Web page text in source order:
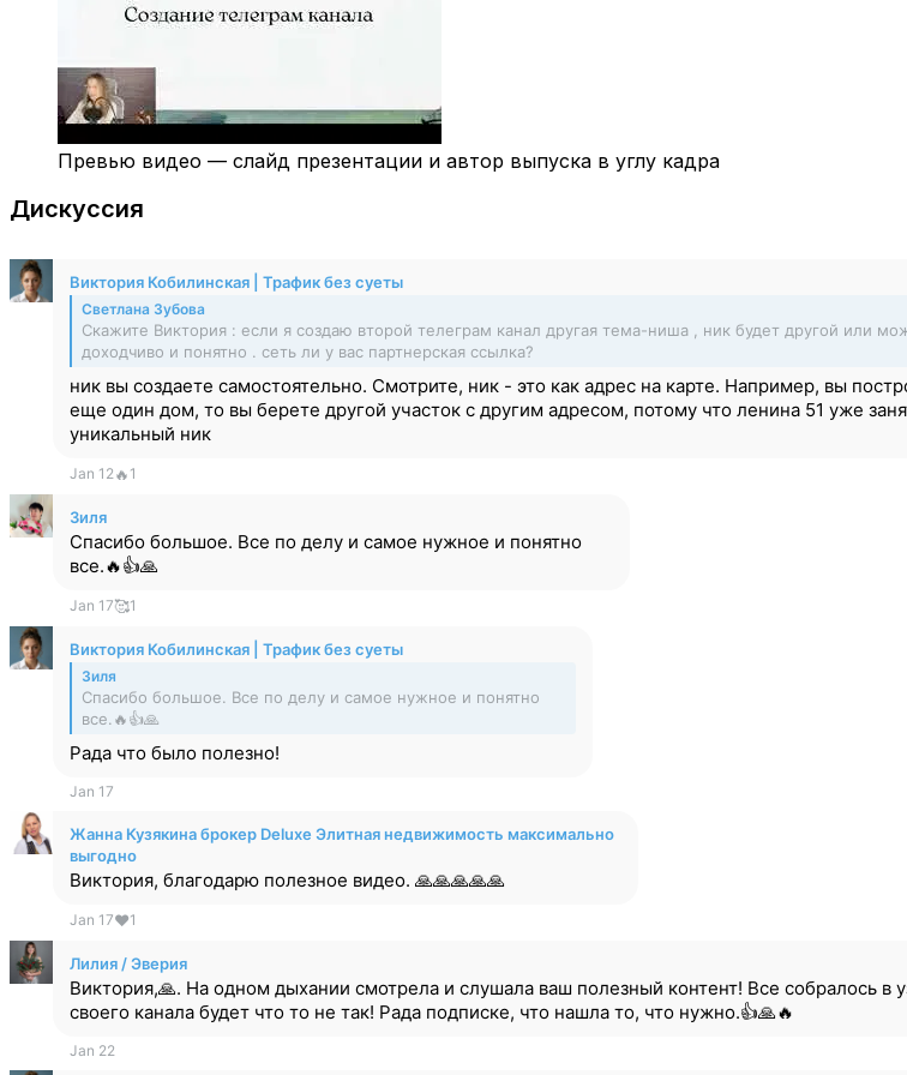
Превью видео — слайд презентации и автор выпуска в углу кадра
Дискуссия
Виктория Кобилинская | Трафик без суеты
Светлана Зубова
Скажите Виктория : если я создаю второй телеграм канал другая тема-ниша , ник будет другой или
доходчиво и понятно . сеть ли у вас партнерская ссылка?
ник вы создаете самостоятельно. Смотрите, ник - это как адрес на карте. Например, вы
еще один дом, то вы берете другой участок с другим адресом, потому что ленина 51 уже
уникальный ник
Jan 12🔥 1
Зиля
Спасибо большое. Все по делу и самое нужное и понятно
все.🔥👍🙏
Jan 17🥰1
Виктория Кобилинская | Трафик без суеты
Зиля
Спасибо большое. Все по делу и самое нужное и понятно
все.🔥👍🙏
Рада что было полезно!
Jan 17
Жанна Кузякина брокер Deluxe Элитная недвижимость максимально
выгодно
Виктория, благодарю полезное видео. 🙏🙏🙏🙏🙏
Jan 17❤1
Лилия / Эверия
Виктория,🙏. На одном дыхании смотрела и слушала ваш полезный контент! Все собралось в
своего канала будет что то не так! Рада подписке, что нашла то, что нужно.👍🙏🔥
Jan 22